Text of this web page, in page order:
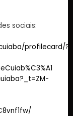
sociais:
profilecard/?